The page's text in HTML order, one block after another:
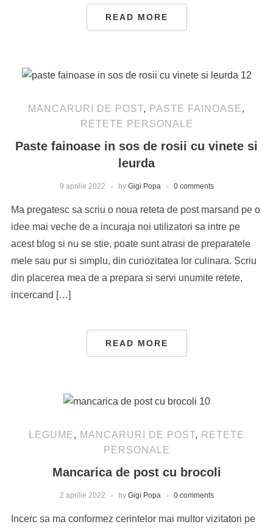
READ MORE
MANCARURI DE POST, PASTE FAINOASE,
RETETE PERSONALE
Paste fainoase in sos de rosii cu vinete si
leurda
9 aprilie 2022 by Gigi Popa 0 comments
Ma pregatesc sa scriu o noua reteta de post marsand pe o
idee mai veche de a incuraja noi utilizatori sa intre pe
acest blog si nu se stie, poate sunt atrasi de preparatele
mele sau pur si simplu, din curiozitatea lor culinara. Scriu
din placerea mea de a prepara si servi unumite retete,
incercand […]
READ MORE
LEGUME, MANCARURI DE POST, RETETE
PERSONALE
Mancarica de post cu brocoli
2 aprilie 2022 by Gigi Popa 0 comments
Incerc sa ma conformez cerintelor mai multor vizitatori pe